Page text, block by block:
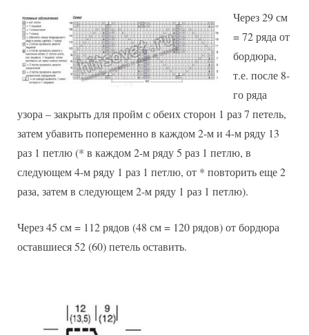
Через 29 см
= 72 ряда от
бордюра,
т.е. после 8-
го ряда
узора – закрыть для пройм с обеих сторон 1 раз 7 петель,
затем убавить попеременно в каждом 2-м и 4-м ряду 13
раз 1 петлю (* в каждом 2-м ряду 5 раз 1 петлю, в
следующем 4-м ряду 1 раз 1 петлю, от * повторить еще 2
раза, затем в следующем 2-м ряду 1 раз 1 петлю).
Через 45 см = 112 рядов (48 см = 120 рядов) от бордюра
оставшиеся 52 (60) петель оставить.